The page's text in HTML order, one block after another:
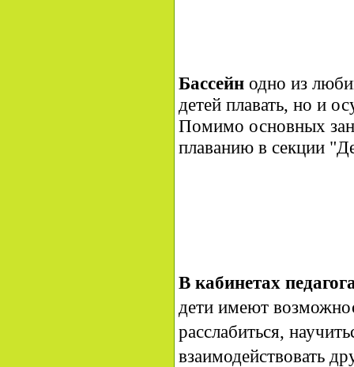
Бассейн одно из
детей плавать, но и
Помимо основных
плаванию в секции
В кабинетах
дети имеют
раcслабиться,
взаимодействовать